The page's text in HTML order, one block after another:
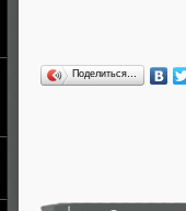
Поделиться…